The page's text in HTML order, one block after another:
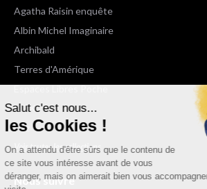
Salut c'est nous...
les Cookies !
On a attendu d'être sûrs que le contenu de
ce site vous intéresse avant de vous
déranger, mais on aimerait bien vous
Agatha Raisin enquête
Albin Michel Imaginaire
Archibald
Terres d'Amérique
Espaces Libres Poche
NOX
Wiz
Voir toutes les collections
Nous suivre